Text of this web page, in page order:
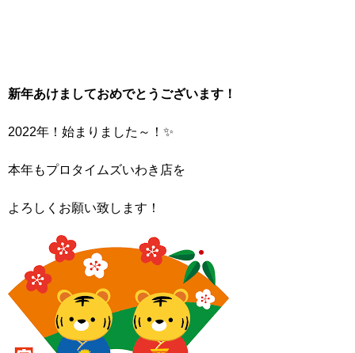
新年あけましておめでとうございます！
2022年！始まりました～！✨
本年もプロタイムズいわき店を
よろしくお願い致します！